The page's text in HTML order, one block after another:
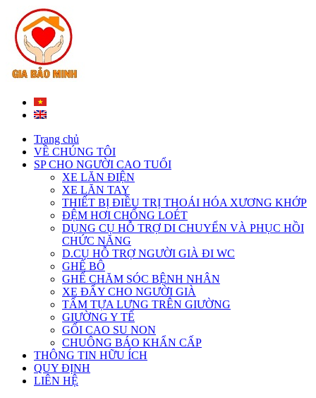
Trang chủ
VỀ CHÚNG TÔI
SP CHO NGƯỜI CAO TUỔI
XE LĂN ĐIỆN
XE LĂN TAY
THIẾT BỊ ĐIỀU TRỊ THOÁI HÓA XƯƠNG KHỚP
ĐỆM HƠI CHỐNG LOÉT
DỤNG CỤ HỖ TRỢ DI CHUYỂN VÀ PHỤC HỒI
CHỨC NĂNG
D.CỤ HỖ TRỢ NGƯỜI GIÀ ĐI WC
GHẾ BÔ
GHẾ CHĂM SÓC BỆNH NHÂN
XE ĐẨY CHO NGƯỜI GIÀ
TẤM TỰA LƯNG TRÊN GIƯỜNG
GIƯỜNG Y TẾ
GỐI CAO SU NON
CHUÔNG BÁO KHẨN CẤP
THÔNG TIN HỮU ÍCH
QUY ĐỊNH
LIÊN HỆ